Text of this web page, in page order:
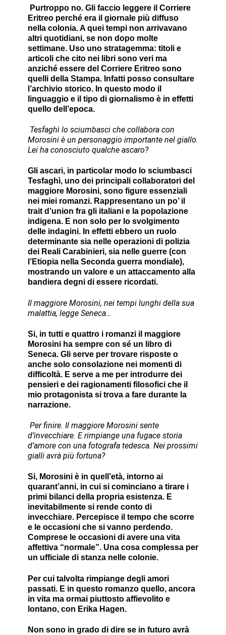
Purtroppo no. Gli faccio leggere il Corriere
Eritreo perché era il giornale più diffuso
nella colonia. A quei tempi non arrivavano
altri quotidiani, se non dopo molte
settimane. Uso uno stratagemma: titoli e
articoli che cito nei libri sono veri ma
anziché essere del Corriere Eritreo sono
quelli della Stampa. Infatti posso consultare
l’archivio storico. In questo modo il
linguaggio e il tipo di giornalismo è in effetti
quello dell’epoca.
Tesfaghì lo sciumbasci che collabora con
Morosini è un personaggio importante nel giallo.
Lei ha conosciuto qualche ascaro?
Gli ascari, in particolar modo lo sciumbasci
Tesfaghì, uno dei principali collaboratori del
maggiore Morosini, sono figure essenziali
nei miei romanzi. Rappresentano un po’ il
trait d’union fra gli italiani e la popolazione
indigena. E non solo per lo svolgimento
delle indagini. In effetti ebbero un ruolo
determinante sia nelle operazioni di polizia
dei Reali Carabinieri, sia nelle guerre (con
l’Etiopia nella Seconda guerra mondiale),
mostrando un valore e un attaccamento alla
bandiera degni di essere ricordati.
Il maggiore Morosini, nei tempi lunghi della sua
malattia, legge Seneca…
Si, in tutti e quattro i romanzi il maggiore
Morosini ha sempre con sé un libro di
Seneca. Gli serve per trovare risposte o
anche solo consolazione nei momenti di
difficoltà. E serve a me per introdurre dei
pensieri e dei ragionamenti filosofici che il
mio protagonista si trova a fare durante la
narrazione.
Per finire. Il maggiore Morosini sente
d’invecchiare. E rimpiange una fugace storia
d’amore con una fotografa tedesca. Nei prossimi
gialli avrà più fortuna?
Si, Morosini è in quell’età, intorno ai
quarant’anni, in cui si cominciano a tirare i
primi bilanci della propria esistenza. E
inevitabilmente si rende conto di
invecchiare. Percepisce il tempo che scorre
e le occasioni che si vanno perdendo.
Comprese le occasioni di avere una vita
affettiva “normale”. Una cosa complessa per
un ufficiale di stanza nelle colonie.
Per cui talvolta rimpiange degli amori
passati. E in questo romanzo quello, ancora
in vita ma ormai piuttosto affievolito e
lontano, con Erika Hagen.
Non sono in grado di dire se in futuro avrà